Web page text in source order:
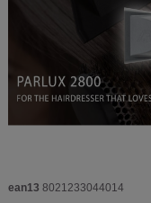
ean13 8021233044014